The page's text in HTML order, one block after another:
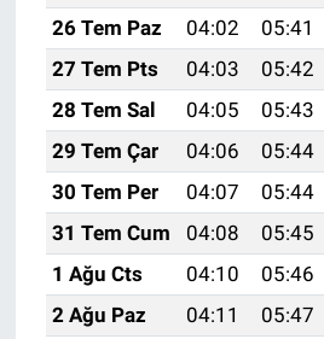
26 Tem Paz
04:02 05:41
27 Tem Pts
04:03 05:42
28 Tem Sal
04:05 05:43
29 Tem Çar
04:06 05:44
30 Tem Per
04:07 05:44
31 Tem Cum
04:08 05:45
1 Ağu Cts
04:10 05:46
2 Ağu Paz
04:11 05:47